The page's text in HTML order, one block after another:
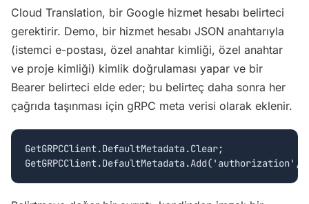
Cloud Translation, bir Google hizmet hesabı belirteci
gerektirir. Demo, bir hizmet hesabı JSON anahtarıyla
(istemci e-postası, özel anahtar kimliği, özel anahtar
ve proje kimliği) kimlik doğrulaması yapar ve bir
Bearer belirteci elde eder; bu belirteç daha sonra her
çağrıda taşınması için gRPC meta verisi olarak eklenir.
GetGRPCClient.DefaultMetadata.Clear;